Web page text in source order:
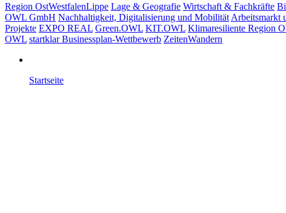
Region OstWestfalenLippe Lage & Geografie Wirtschaft & Fachkräfte
OWL GmbH Nachhaltigkeit, Digitalisierung und Mobilität Arbeitsmarkt
Projekte EXPO REAL Green.OWL KIT.OWL Klimaresiliente Region
OWL startklar Businessplan-Wettbewerb ZeitenWandern
Startseite